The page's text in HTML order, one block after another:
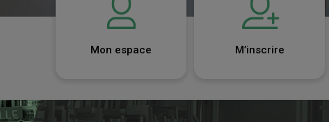
Website page
Mon espace M’inscrire